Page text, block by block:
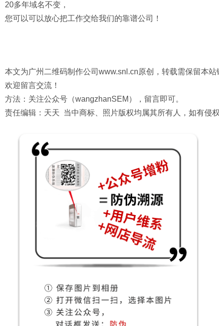
20多年域名不变，
您可以可以放心把工作交给我们的靠谱公司！
本文为广州二维码制作公司 www.snl.cn原创，转载需保留本
欢迎留言交流！
方法：关注公众号（wangzhanSEM），留言即可。
责任编辑：天天 当中商标、照片版权均属其所有人，如有侵